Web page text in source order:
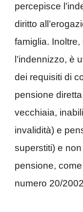
percepisce
diritto
famiglia.
l’indennizzo, è
dei requisiti di
pensione
vecchiaia,
invalidità) e
superstiti) e
pensione,
numero 20/